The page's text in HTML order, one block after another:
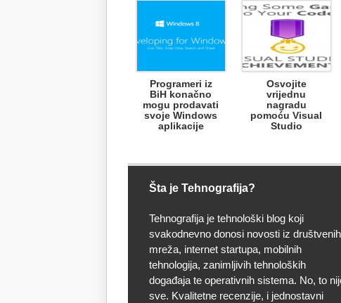
Programeri iz
BiH konačno
mogu prodavati
svoje Windows
aplikacije
Osvojite
vrijednu
nagradu
pomoću Visual
Studio
Šta je Tehnografija?
Tehnografija je tehnološki blog koji
svakodnevno donosi novosti iz društvenih
mreža, internet startupa, mobilnih
tehnologija, zanimljivih tehnoloških
događaja te operativnih sistema. No, to
sve. Kvalitetne recenzije, i jednostavni